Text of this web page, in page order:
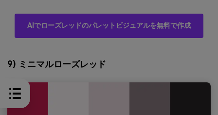
AIでローズレッドのパレットビジュアルを無料で作成
9) ミニマルローズレッド